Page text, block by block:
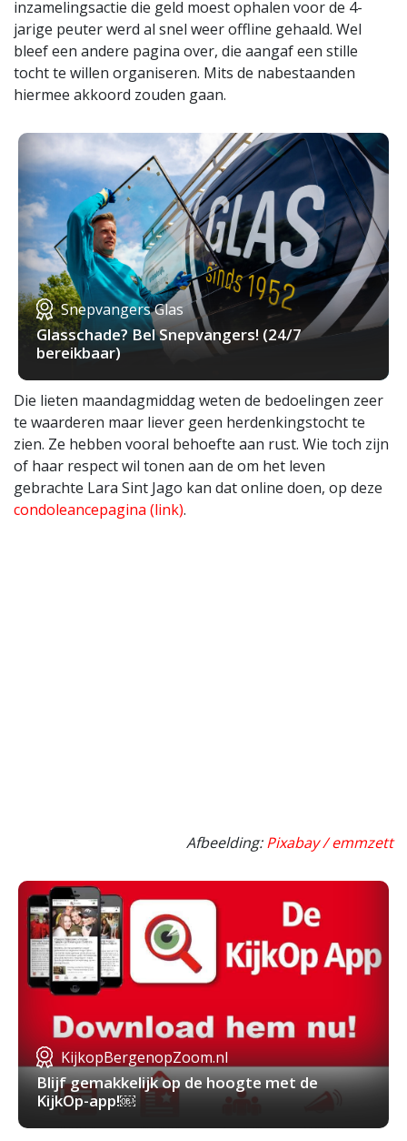
inzamelingsactie die geld moest ophalen voor de 4-
jarige peuter werd al snel weer offline gehaald. Wel
bleef een andere pagina over, die aangaf een stille
tocht te willen organiseren. Mits de nabestaanden
hiermee akkoord zouden gaan.
Snepvangers Glas
Glasschade? Bel Snepvangers! (24/7
bereikbaar)
Die lieten maandagmiddag weten de bedoelingen zeer
te waarderen maar liever geen herdenkingstocht te
zien. Ze hebben vooral behoefte aan rust. Wie toch zijn
of haar respect wil tonen aan de om het leven
gebrachte Lara Sint Jago kan dat online doen, op deze
condoleancepagina (link).
Afbeelding:Pixabay / emmzett
KijkopBergenopZoom.nl
Blijf gemakkelijk op de hoogte met de
KijkOp-app!￼